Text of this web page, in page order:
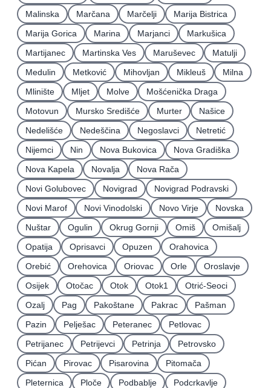
Malinska
Marčana Marčelji
Marija Bistrica
Marija Gorica
Marina Marjanci
Markušica
Martijanec
Martinska Ves Maruševec
Matulji
Medulin
Metković Mihovljan Mikleuš
Milna
Mlinište
Mljet Molve
Mošćenička Draga
Motovun
Mursko Središće Murter
Našice
Nedelišće
Nedeščina Negoslavci
Netretić
Nijemci
Nin Nova Bukovica
Nova Gradiška
Nova Kapela
Novalja
Nova Rača
Novi Golubovec
Novigrad
Novigrad Podravski
Novi Marof
Novi Vinodolski Novo Virje
Novska
Nuštar
Ogulin Okrug Gornji Omiš
Omišalj
Opatija
Oprisavci Opuzen
Orahovica
Orebić
Orehovica Oriovac Orle
Oroslavje
Osijek
Otočac Otok Otok1
Otrić-Seoci
Ozalj
Pag Pakoštane Pakrac
Pašman
Pazin
Pelješac Peteranec
Petlovac
Petrijanec
Petrijevci Petrinja
Petrovsko
Pićan
Pirovac Pisarovina
Pitomača
Pleternica
Ploče Podbablje
Podcrkavlje